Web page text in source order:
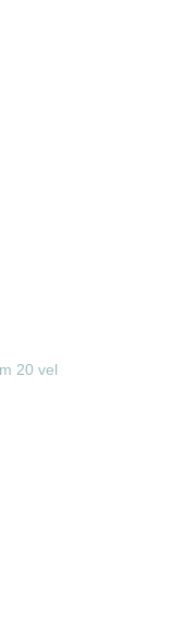
20 vel